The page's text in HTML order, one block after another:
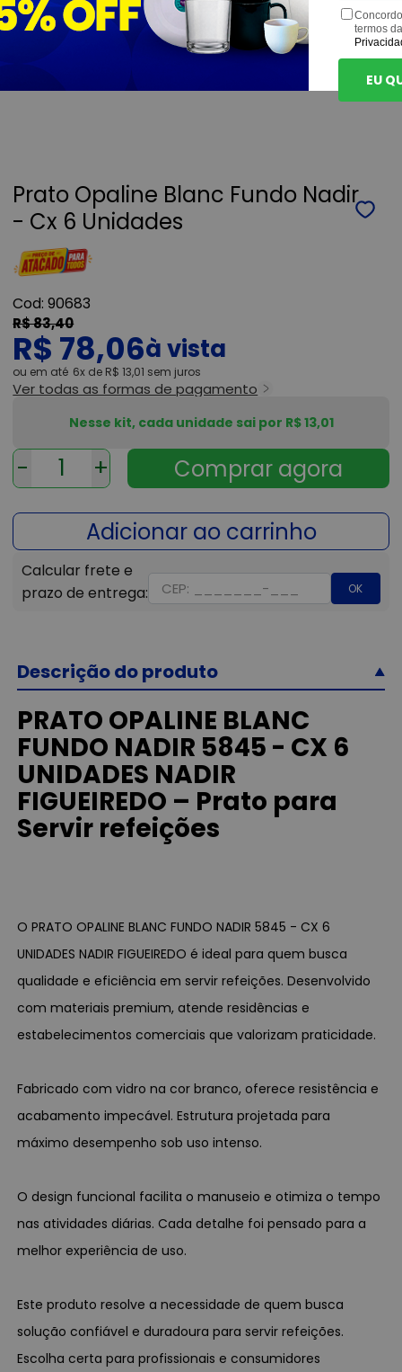
Prato Opaline Blanc Fundo Nadir
- Cx 6 Unidades
90683
R$ 83,40
R$ 78,06
ou 6x de R$ 13,01 sem juros
Ver todas as formas de pagamento
- +
OK
Nesse kit, cada unidade sai por R$ 13,01
Descrição do produto
PRATO OPALINE BLANC
FUNDO NADIR 5845 - CX 6
UNIDADES NADIR
FIGUEIREDO – Prato para
Servir refeições
O PRATO OPALINE BLANC FUNDO NADIR 5845 - CX 6
UNIDADES NADIR FIGUEIREDO é ideal para quem busca
qualidade e eficiência em servir refeições. Desenvolvido
com materiais premium, atende residências e
estabelecimentos comerciais que valorizam praticidade.
Fabricado com vidro na cor branco, oferece resistência e
acabamento impecável. Estrutura projetada para
máximo desempenho sob uso intenso.
O design funcional facilita o manuseio e otimiza o tempo
nas atividades diárias. Cada detalhe foi pensado para a
melhor experiência de uso.
Este produto resolve a necessidade de quem busca
solução confiável e duradoura para servir refeições.
Escolha certa para profissionais e consumidores
termos
EU